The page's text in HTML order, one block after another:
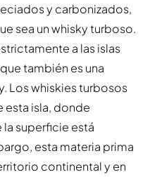
y carbonizados,
sea un whisky turboso.
a las islas
también es una
Los whiskies turbosos
esta isla, donde
superficie está
esta materia prima
continental y en